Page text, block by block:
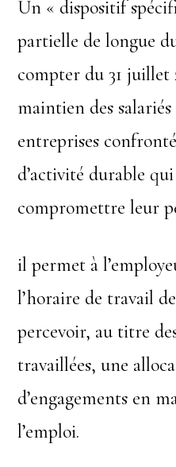
Un « dispositif
partielle de longue
compter du 31 juillet
maintien des
entreprises
d’activité durable
compromettre leur
il permet à
l’horaire de travail
percevoir, au titre
travaillées, une
d’engagements en
l’emploi.